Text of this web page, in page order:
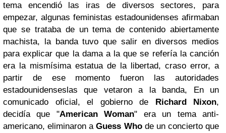
tema encendió las iras de diversos sectores, para
empezar, algunas feministas estadounidenses afirmaban
que se trataba de un tema de contenido abiertamente
machista, la banda tuvo que salir en diversos medios
para explicar que la dama a la que se refería la canción
era la mismísima estatua de la libertad, craso error, a
partir de ese momento fueron las autoridades
estadounidenseslas que vetaron a la banda, En un
comunicado oficial, el gobierno de Richard Nixon,
decidía que "American Woman" era un tema anti-
americano, eliminaron aGuess Whode un concierto que